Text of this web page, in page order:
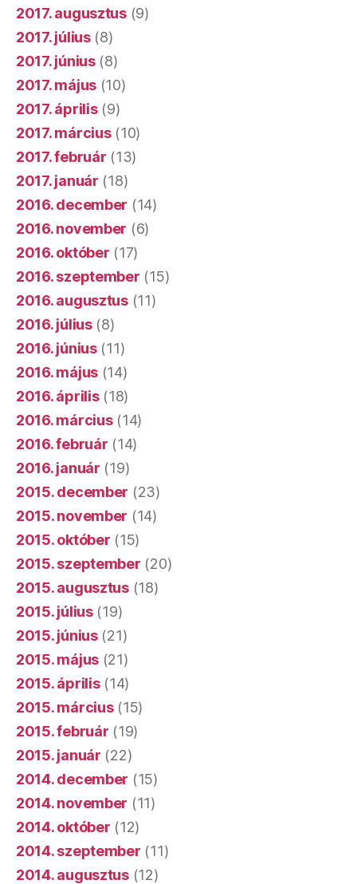
2017. augusztus(9)
2017. július(8)
2017. június(8)
2017. május (10)
2017. április(9)
2017. március(10)
2017. február (13)
2017. január (18)
2016. december (14)
2016. november (6)
2016. október (17)
2016. szeptember (15)
2016. augusztus(11)
2016. július(8)
2016. június(11)
2016. május (14)
2016. április(18)
2016. március(14)
2016. február (14)
2016. január (19)
2015. december (23)
2015. november (14)
2015. október (15)
2015. szeptember (20)
2015. augusztus(18)
2015. július(19)
2015. június(21)
2015. május (21)
2015. április(14)
2015. március(15)
2015. február (19)
2015. január (22)
2014. december (15)
2014. november (11)
2014. október (12)
2014. szeptember (11)
2014. augusztus(12)